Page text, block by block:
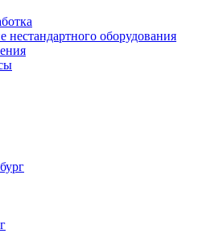
нестандартного оборудования